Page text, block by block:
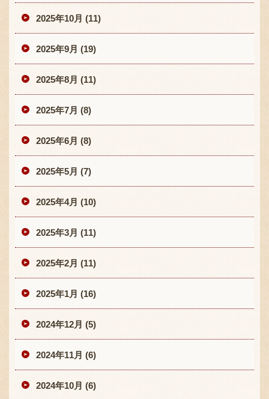
2025年10月 (11)
2025年9月 (19)
2025年8月 (11)
2025年7月 (8)
2025年6月 (8)
2025年5月 (7)
2025年4月 (10)
2025年3月 (11)
2025年2月 (11)
2025年1月 (16)
2024年12月 (5)
2024年11月 (6)
2024年10月 (6)